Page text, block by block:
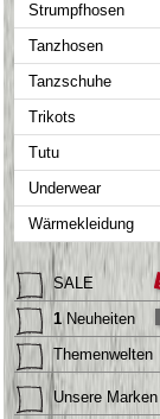
Strumpfhosen
Tanzhosen
Tanzschuhe
Trikots
Tutu
Underwear
Wärmekleidung
SALE
1Neuheiten
Themenwelten
Unsere Marken